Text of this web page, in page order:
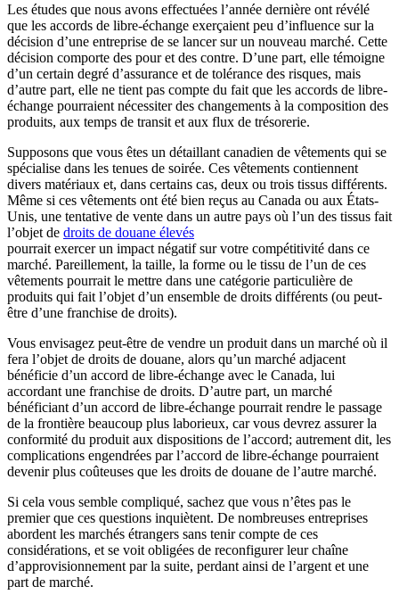
Les études que nous avons effectuées l’année dernière ont révélé
que les accords de libre-échange exerçaient peu d’influence sur la
décision d’une entreprise de se lancer sur un nouveau marché. Cette
décision comporte des pour et des contre. D’une part, elle témoigne
d’un certain degré d’assurance et de tolérance des risques, mais
d’autre part, elle ne tient pas compte du fait que les accords de libre-
échange pourraient nécessiter des changements à la composition des
produits, aux temps de transit et aux flux de trésorerie.
Supposons que vous êtes un détaillant canadien de vêtements qui se
spécialise dans les tenues de soirée. Ces vêtements contiennent
divers matériaux et, dans certains cas, deux ou trois tissus différents.
Même si ces vêtements ont été bien reçus au Canada ou aux États-
Unis, une tentative de vente dans un autre pays où l’un des tissus fait
l’objet de droits de douane élevés
pourrait exercer un impact négatif sur votre compétitivité dans ce
marché. Pareillement, la taille, la forme ou le tissu de l’un de ces
vêtements pourrait le mettre dans une catégorie particulière de
produits qui fait l’objet d’un ensemble de droits différents (ou peut-
être d’une franchise de droits).
Vous envisagez peut-être de vendre un produit dans un marché où il
fera l’objet de droits de douane, alors qu’un marché adjacent
bénéficie d’un accord de libre-échange avec le Canada, lui
accordant une franchise de droits. D’autre part, un marché
bénéficiant d’un accord de libre-échange pourrait rendre le passage
de la frontière beaucoup plus laborieux, car vous devrez assurer la
conformité du produit aux dispositions de l’accord; autrement dit, les
complications engendrées par l’accord de libre-échange pourraient
devenir plus coûteuses que les droits de douane de l’autre marché.
Si cela vous semble compliqué, sachez que vous n’êtes pas le
premier que ces questions inquiètent. De nombreuses entreprises
abordent les marchés étrangers sans tenir compte de ces
considérations, et se voit obligées de reconfigurer leur chaîne
d’approvisionnement par la suite, perdant ainsi de l’argent et une
part de marché.